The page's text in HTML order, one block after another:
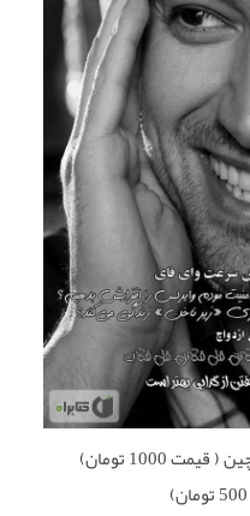
ویژه نامه آشپزی - ته چین ( قیمت 1000 تومان)